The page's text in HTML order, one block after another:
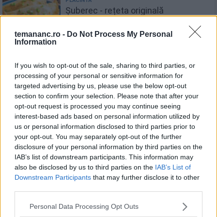
temananc.ro - Do Not Process My Personal
Information
If you wish to opt-out of the sale, sharing to third parties, or
processing of your personal or sensitive information for
targeted advertising by us, please use the below opt-out
section to confirm your selection. Please note that after your
opt-out request is processed you may continue seeing
interest-based ads based on personal information utilized by
us or personal information disclosed to third parties prior to
your opt-out. You may separately opt-out of the further
disclosure of your personal information by third parties on the
IAB’s list of downstream participants. This information may
also be disclosed by us to third parties on the IAB’s List of
Downstream Participants that may further disclose it to other
Personal Data Processing Opt Outs
Șuberec - rețeta originală
Șnițel vienez - rețeta originală
austriacă. Care este secretul ca să-
ți iasă perfect
Recomandări
1 Omletă cu cartofi și praz
Legume gratinate - varianta cea mai